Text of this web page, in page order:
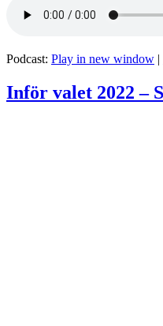
Podcast: Play in new window |
Inför valet 2022 –